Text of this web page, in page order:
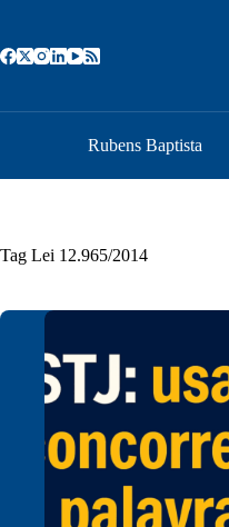
o
conteúdo
Rubens Baptista
Tag Lei 12.965/2014